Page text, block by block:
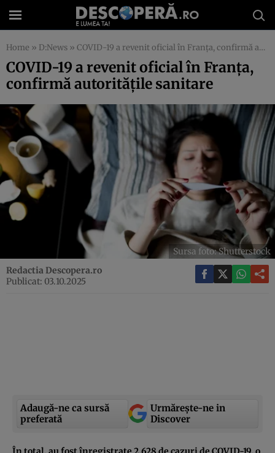
Home » D:News » COVID-19 a revenit oficial în Franța, confirmă autoritățile sanitare
COVID-19 a revenit oficial în Franța,
confirmă autoritățile sanitare
Sursa foto: Shutterstock
Redactia Descopera.ro
Publicat: 03.10.2025
Adaugă-ne ca sursă
preferată
Urmărește-ne in
Discover